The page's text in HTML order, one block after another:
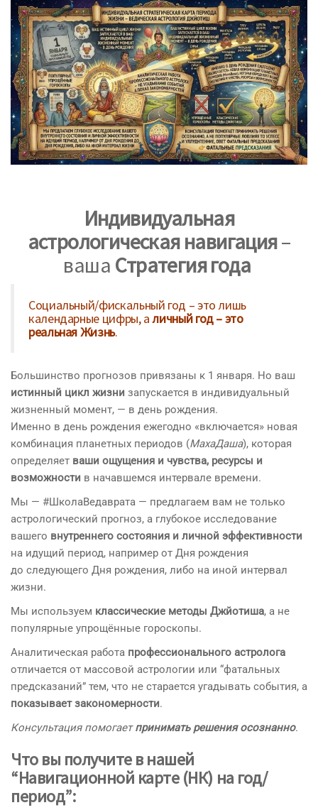
Индивидуальная
астрологическая навигация–
ваша Стратегия года
Социальный/фискальный год – это лишь
календарные цифры, аличный год – это
реальная Жизнь.
Большинство прогнозов привязаны к 1 января. Но ваш
истинный цикл жизни запускается в индивидуальный
жизненный момент, — в день рождения.
Именно в день рождения ежегодно «включается» новая
комбинация планетных периодов (МахаДаша), которая
определяет ваши ощущения и чувства, ресурсы и
возможности в начавшемся интервале времени.
Мы — #ШколаВедаврата — предлагаем вам не только
астрологический прогноз, а глубокое исследование
вашего внутреннего состояния и личной эффективности
на идущий период, например от Дня рождения
до следующего Дня рождения, либо на иной интервал
жизни.
Мы используем классические методы Джйотиша, а не
популярные упрощённые гороскопы.
Аналитическая работа профессионального астролога
отличается от массовой астрологии или “фатальных
предсказаний” тем, что не старается угадывать события, а
показывает закономерности.
Консультация помогаетпринимать решения осознанно.
Что вы получите в нашей
“Навигационной карте (НК) на год/
период”: